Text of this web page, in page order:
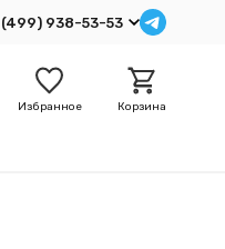
(499) 938-53-53
Избранное Корзина